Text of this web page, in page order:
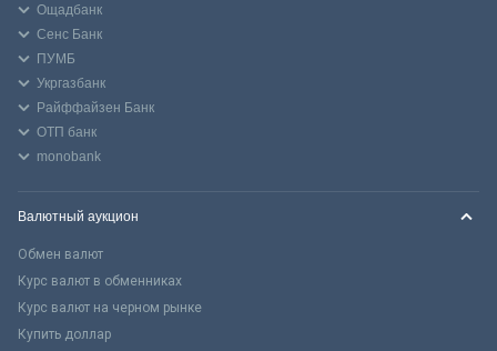
Ощадбанк
Сенс Банк
ПУМБ
Укргазбанк
Райффайзен Банк
ОТП банк
monobank
Валютный аукцион
Обмен валют
Курс валют в обменниках
Курс валют на черном рынке
Купить доллар